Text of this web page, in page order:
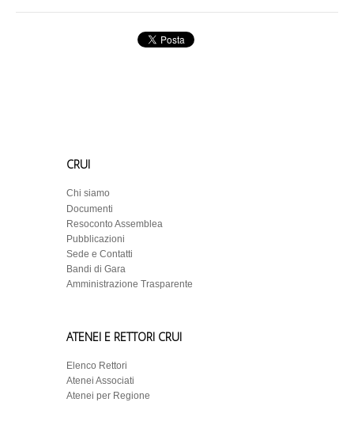
CRUI
Chi siamo
Documenti
Resoconto Assemblea
Pubblicazioni
Sede e Contatti
Bandi di Gara
Amministrazione Trasparente
ATENEI E RETTORI CRUI
Elenco Rettori
Atenei Associati
Atenei per Regione